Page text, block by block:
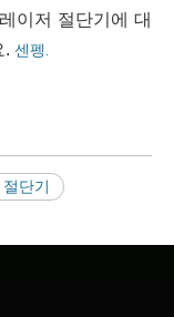
이저 절단기에 대
. 센펭.
단기